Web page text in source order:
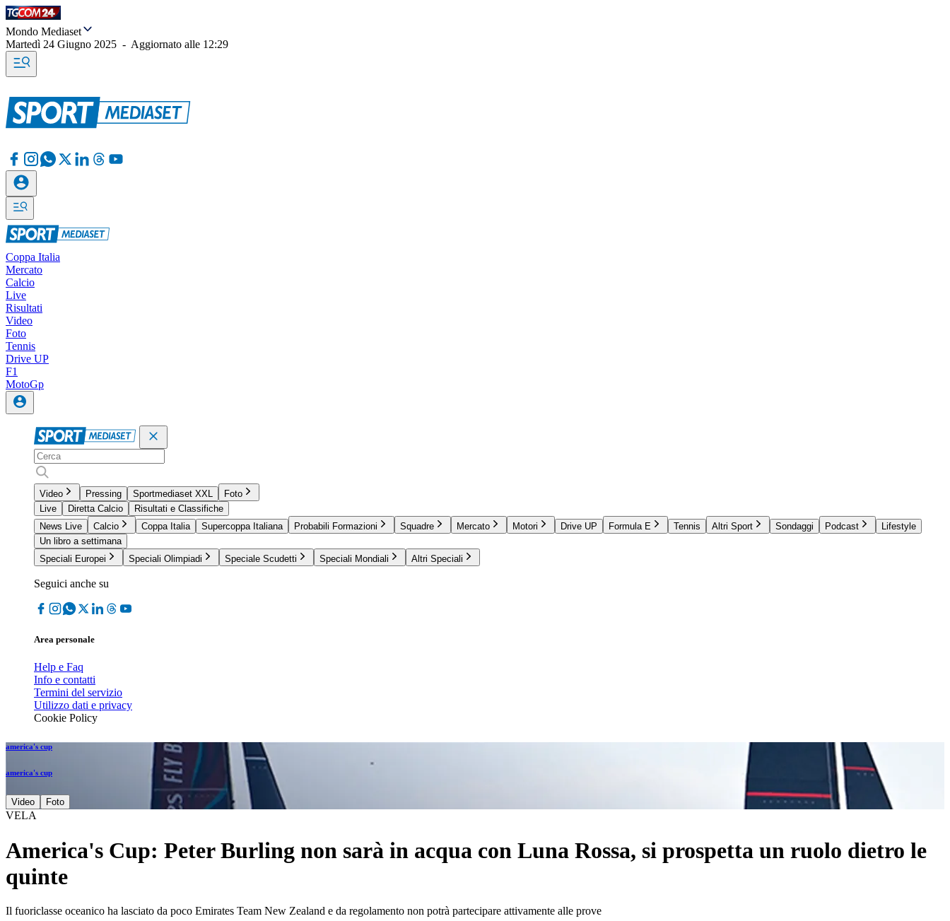
Mondo Mediaset
Martedì 24 Giugno 2025 - Aggiornato alle 12:29
Coppa Italia
Mercato
Calcio
Live
Risultati
Video
Foto
Tennis
Drive UP
F1
MotoGp
Video Pressing Sportmediaset XXL
Foto
Live
Diretta Calcio
Risultati e Classifiche
News Live
Calcio Coppa Italia Supercoppa Italiana Probabili Formazioni Squadre Mercato Motori Drive UP Formula E Tennis Altri Sport Sondaggi Podcast
Lifestyle
Un libro a settimana
Speciali Europei
Speciali Olimpiadi Speciale Scudetti Speciali Mondiali Altri Speciali
Seguici anche su
Area personale
Help e Faq
Info e contatti
Termini del servizio
Utilizzo dati e privacy
Cookie Policy
america's cup
america's cup
Video Foto
VELA
America's Cup: Peter Burling non sarà in acqua con Luna Rossa, si prospetta un ruolo dietro le
quinte
Il fuoriclasse oceanico ha lasciato da poco Emirates Team New Zealand e da regolamento non potrà partecipare attivamente alle prove